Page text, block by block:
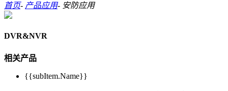
首页- 产品应用- 安防应用
DVR&NVR
相关产品
{{subItem.Name}}